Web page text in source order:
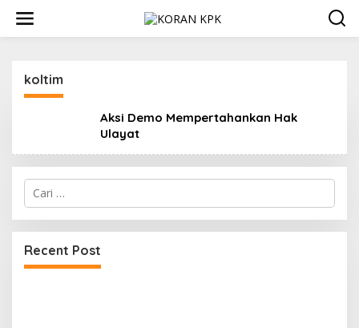
konten
koltim
Aksi Demo Mempertahankan Hak
Ulayat
Cari
untuk:
Recent Post